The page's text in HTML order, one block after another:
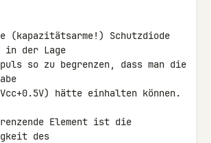
(kapazitätsarme!) Schutzdiode
in der Lage
so zu begrenzen, dass man die
hätte einhalten können.
Element ist die
des